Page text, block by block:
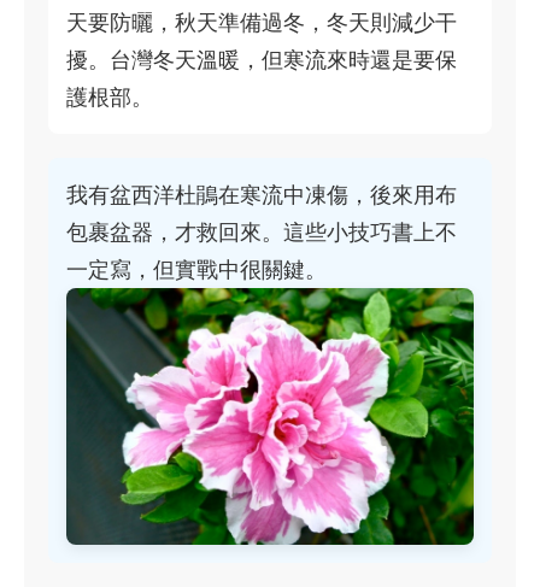
天要防曬，秋天準備過冬，冬天則減少干
擾。台灣冬天溫暖，但寒流來時還是要保
護根部。
我有盆西洋杜鵑在寒流中凍傷，後來用布
包裹盆器，才救回來。這些小技巧書上不
一定寫，但實戰中很關鍵。